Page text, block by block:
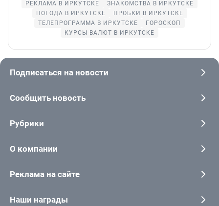
РЕКЛАМА В ИРКУТСКЕ
ЗНАКОМСТВА В ИРКУТСКЕ
ПОГОДА В ИРКУТСКЕ
ПРОБКИ В ИРКУТСКЕ
ТЕЛЕПРОГРАММА В ИРКУТСКЕ
ГОРОСКОП
КУРСЫ ВАЛЮТ В ИРКУТСКЕ
Подписаться на новости
Сообщить новость
Рубрики
О компании
Реклама на сайте
Наши награды